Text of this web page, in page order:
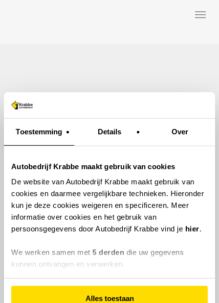
Toestemming Details Over
Autobedrijf Krabbe maakt gebruik van cookies
De website van Autobedrijf Krabbe maakt gebruik van
cookies en daarmee vergelijkbare technieken. Hieronder
kun je deze cookies weigeren en specificeren. Meer
informatie over cookies en het gebruik van
persoonsgegevens door Autobedrijf Krabbe vind je hier.
We werken samen met 5 derden die uw gegevens
kunnen ontvangen en verwerken.
Alles toestaan
Menu